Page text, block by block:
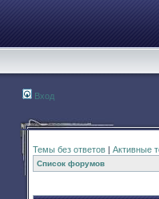
Вход
Темы без ответов | Активные
Список форумов